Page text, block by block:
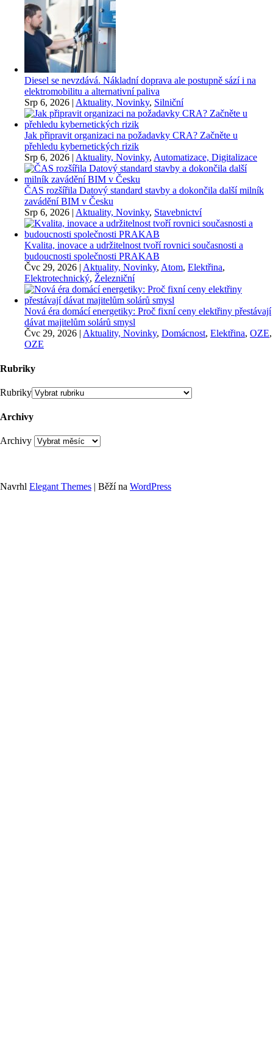
Diesel se nevzdává. Nákladní doprava ale postupně sází i na
elektromobilitu a alternativní paliva
Srp 6, 2026 | Aktuality, Novinky, Silniční
Jak připravit organizaci na požadavky CRA? Začněte u
přehledu kybernetických rizik
Srp 6, 2026 | Aktuality, Novinky, Automatizace, Digitalizace
ČAS rozšířila Datový standard stavby a dokončila další milník
zavádění BIM v Česku
Srp 6, 2026 | Aktuality, Novinky, Stavebnictví
Kvalita, inovace a udržitelnost tvoří rovnici současnosti a
budoucnosti společnosti PRAKAB
Čvc 29, 2026 | Aktuality, Novinky, Atom, Elektřina,
Elektrotechnický, Železniční
Nová éra domácí energetiky: Proč fixní ceny elektřiny přestávají
dávat majitelům solárů smysl
Čvc 29, 2026 | Aktuality, Novinky, Domácnost, Elektřina, OZE,
OZE
Rubriky
Rubriky
Archivy
Archivy
Navrhl Elegant Themes | Běží na WordPress